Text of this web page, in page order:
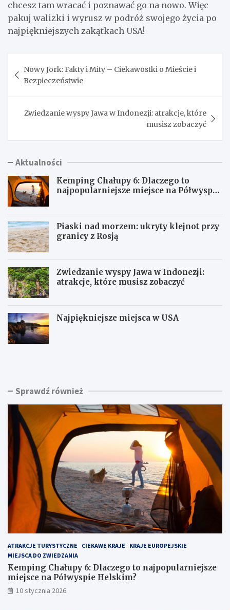
chcesz tam wracać i poznawać go na nowo. Więc
pakuj walizki i wyrusz w podróż swojego życia po
najpiękniejszych zakątkach USA!
wpisu
Nowy Jork: Fakty i Mity – Ciekawostki o Mieście i
Bezpieczeństwie
Zwiedzanie wyspy Jawa w Indonezji: atrakcje, które
musisz zobaczyć
Aktualności
Kemping Chałupy 6: Dlaczego to
najpopularniejsze miejsce na Półwyspie
Piaski nad morzem: ukryty klejnot przy
granicy z Rosją
Zwiedzanie wyspy Jawa w Indonezji:
atrakcje, które musisz zobaczyć
Najpiękniejsze miejsca w USA
K
n
a
ł
u
p
D
l
a
c
e
g
o
t
o
n
P
i
m
o
r
z
m
u
k
y
y
k
l
e
j
n
Sprawdź również
ATRAKCJE TURYSTYCZNE CIEKAWE KRAJE
KRAJE EUROPEJSKIE
MIEJSCA DO ZWIEDZANIA
Kemping Chałupy 6: Dlaczego to najpopularniejsze
miejsce na Półwyspie Helskim?
10 stycznia 2026